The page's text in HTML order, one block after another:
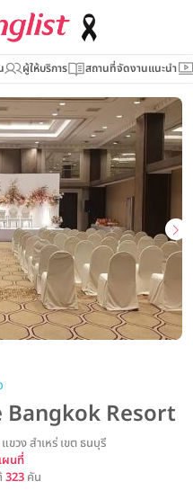
ผู้ให้บริการ สถานที่จัดงานแนะนำ
Resort
วง สำเหร่ เขต ธนบุรี
นที่
323 คัน